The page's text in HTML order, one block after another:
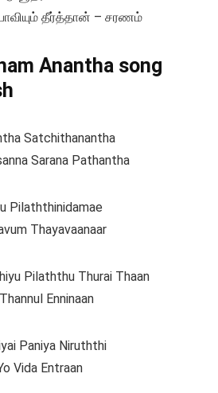
தீர்த்தான் – சரணம்
Anantha song
Satchithanantha
Sarana Pathantha
Pilaththinidamae
Thayavaanaar
Pilaththu Thurai Thaan
Enninaan
Paniya Niruththi
Vida Entraan